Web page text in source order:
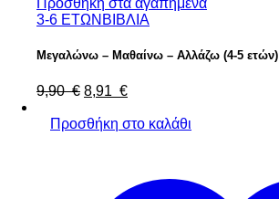
Προσθήκη στα αγαπημένα
3-6 ΕΤΩΝ ΒΙΒΛΙΑ
Μεγαλώνω – Μαθαίνω – Αλλάζω (4-5 ετών)
9,90 € 8,91 €
Προσθήκη στο καλάθι